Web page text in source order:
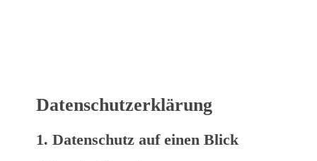
Datenschutz­erklärung
1. Datenschutz auf einen Blick